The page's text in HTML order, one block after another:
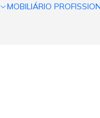
MOBILIÁRIO